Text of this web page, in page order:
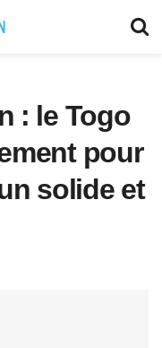
: le Togo
pour
solide et